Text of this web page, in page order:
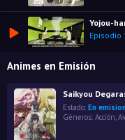
Yojou-
Episodio
Animes en Emisión
Saikyou
Estado: En
Géneros: Acción,